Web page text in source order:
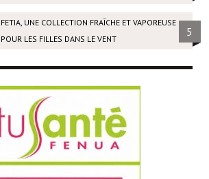
FETIA, UNE COLLECTION FRAÎCHE ET VAPOREUSE
POUR LES FILLES DANS LE VENT
5